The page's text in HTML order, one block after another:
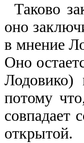
Таково
оно
в мнение
Оно
Лодовико)
потому
совпадает
открытой.